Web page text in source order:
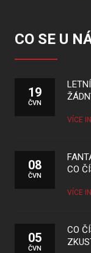
CO SE U
19
ČVN
VÍCE
08
ČVN
CO
VÍCE
05
ČVN
CO